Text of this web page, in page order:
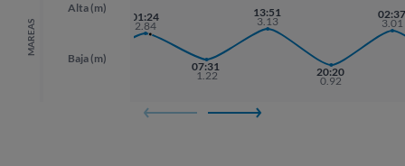
MAREAS
Alta (m)
Baja (m)
19:05
01:24
2.84
07:31
1.22
13:51
3.13
20:20
0.92
02:37
3.01
20:20
0.92
02:37
3.01